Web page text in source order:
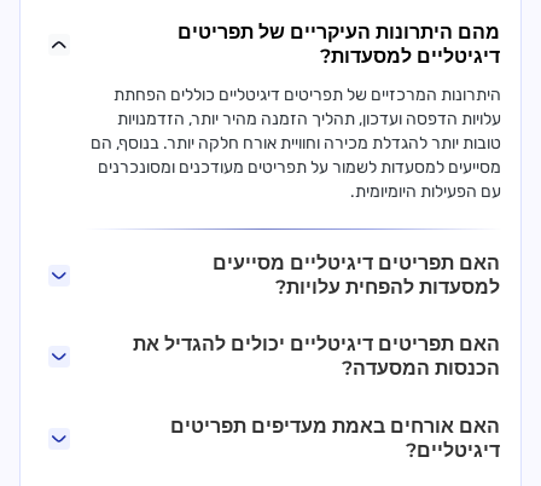
מהם היתרונות העיקריים של תפריטים
דיגיטליים למסעדות?
היתרונות המרכזיים של תפריטים דיגיטליים כוללים הפחתת
עלויות הדפסה ועדכון, תהליך הזמנה מהיר יותר, הזדמנויות
טובות יותר להגדלת מכירה וחוויית אורח חלקה יותר. בנוסף, הם
מסייעים למסעדות לשמור על תפריטים מעודכנים ומסונכרנים
עם הפעילות היומיומית.
האם תפריטים דיגיטליים מסייעים
למסעדות להפחית עלויות?
האם תפריטים דיגיטליים יכולים להגדיל את
הכנסות המסעדה?
האם אורחים באמת מעדיפים תפריטים
דיגיטליים?